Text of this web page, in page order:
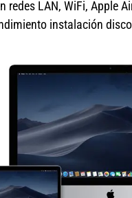
redes LAN, WiFi, Apple
instalación